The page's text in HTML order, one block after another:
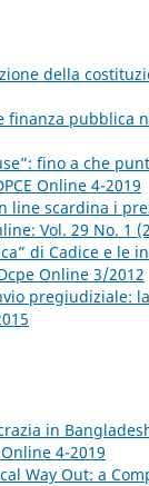
della
finanza pubblica
fino a che
Online 4-2019
line scardina i
Vol. 29 No. 1
di Cadice e le
Online 3/2012
pregiudiziale:
in
4-2019
Way Out: a